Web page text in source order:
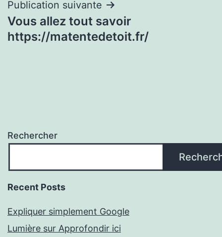
Publication suivante
Vous allez tout savoir
https://matentedetoit.fr/
Rechercher
Recent Posts
Expliquer simplement Google
Lumière sur Approfondir ici